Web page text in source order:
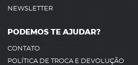
NEWSLETTER
PODEMOS TE AJUDAR?
CONTATO
POLÍTICA DE TROCA E DEVOLUÇÃO